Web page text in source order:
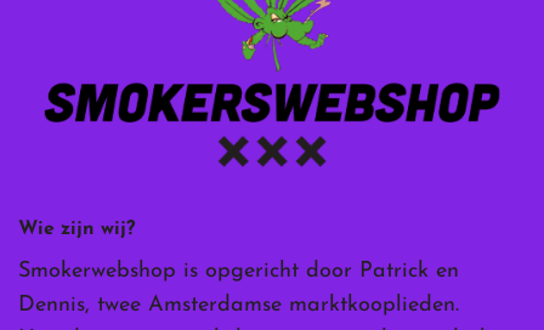
Wie zijn wij?
Smokerwebshop is opgericht door Patrick en
Dennis, twee Amsterdamse marktkooplieden.